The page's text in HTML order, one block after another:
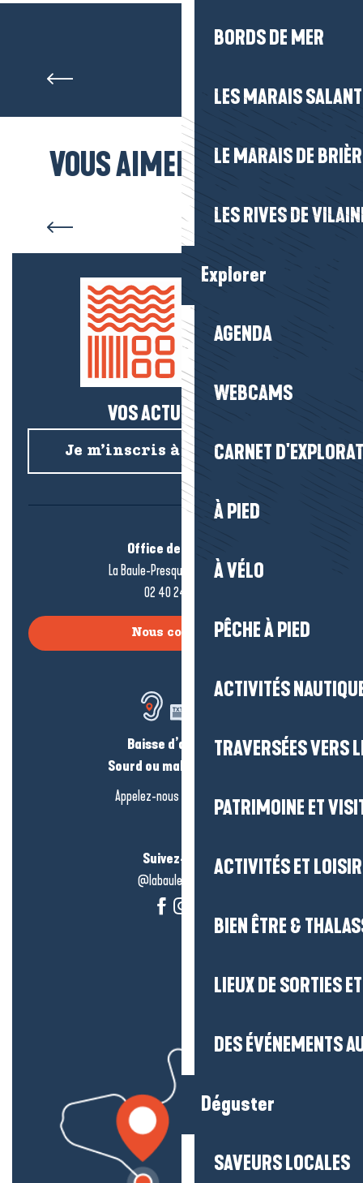
BORDS DE MER
LES MARAIS
LE MARAIS DE
LES RIVES DE
Explorer
AGENDA
WEBCAMS
CARNET
À PIED
À VÉLO
PÊCHE À PIED
ACTIVITÉS
TRAVERSÉES VERS
PATRIMOINE ET
ACTIVITÉS ET
BIEN ÊTRE &
LIEUX DE SORTIES
DES ÉVÉNEMENTS
Déguster
SAVEURS LOCALES
VOUS AIMEREZ AUSSI...
Les plages
VOS ACTUS SALÉES !
Je m’inscris à la newsletter
Office de tourisme
La Baule-Presqu’île de Guérande
02 40 24 34 44
Nous contacter
Baisse d’audition ?
Sourd ou malentendant ?
Appelez-nous en
cliquant-ici
Suivez-nous !
@labauleguérande